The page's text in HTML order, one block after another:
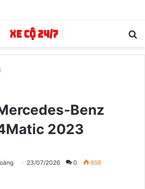
Benz
2023
23/07/2026 0 858